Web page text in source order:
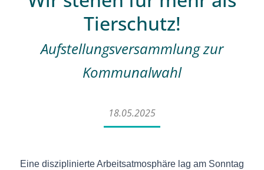
Tierschutz!
Aufstellungsversammlung zur
Kommunalwahl
18.05.2025
Eine disziplinierte Arbeitsatmosphäre lag am Sonntag